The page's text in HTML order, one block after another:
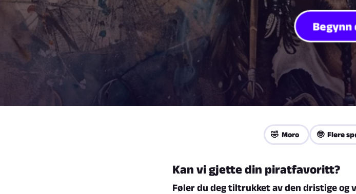
Begynn
🤣 Moro 🤓 Flere
Kan vi gjette din piratfavoritt?
Føler du deg tiltrukket av den dristige og